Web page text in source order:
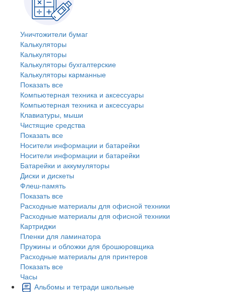
Уничтожители бумаг
Калькуляторы
Калькуляторы
Калькуляторы бухгалтерские
Калькуляторы карманные
Показать все
Компьютерная техника и аксессуары
Компьютерная техника и аксессуары
Клавиатуры, мыши
Чистящие средства
Показать все
Носители информации и батарейки
Носители информации и батарейки
Батарейки и аккумуляторы
Диски и дискеты
Флеш-память
Показать все
Расходные материалы для офисной техники
Расходные материалы для офисной техники
Картриджи
Пленки для ламинатора
Пружины и обложки для брошюровщика
Расходные материалы для принтеров
Показать все
Часы
Альбомы и тетради школьные